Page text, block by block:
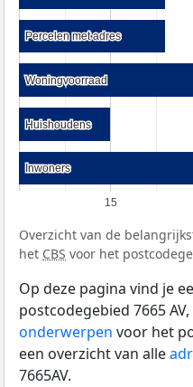
15
Percelen met adres
Percelen met adres
Woningvoorraad
Woningvoorraad
Huishoudens
Huishoudens
Inwoners
Inwoners
Overzicht van de
het CBS voor het
Op deze pagina vind je
postcodegebied 7665
onderwerpen voor het
een overzicht van alle
7665AV.